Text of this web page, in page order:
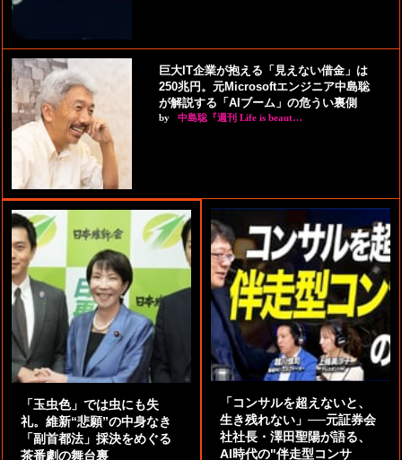
巨大IT企業が抱える「見えない借金」は
250兆円。元Microsoftエンジニア中島聡
が解説する「AIブーム」の危うい裏側
by 中島聡『週刊 Life is beaut…
「玉虫色」では虫にも失
礼。維新“悲願”の中身なき
「副首都法」採決をめぐる
茶番劇の舞台裏
「コンサルを超えないと、
生き残れない」──元証券会
社社長・澤田聖陽が語る、
AI時代の"伴走型コンサ